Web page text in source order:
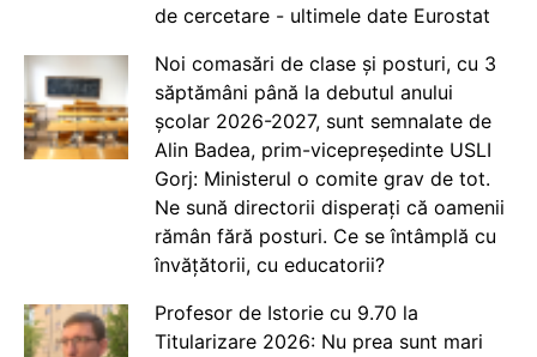
de cercetare - ultimele date Eurostat
Noi comasări de clase și posturi, cu 3
săptămâni până la debutul anului
școlar 2026-2027, sunt semnalate de
Alin Badea, prim-vicepreședinte USLI
Gorj: Ministerul o comite grav de tot.
Ne sună directorii disperați că oamenii
rămân fără posturi. Ce se întâmplă cu
învățătorii, cu educatorii?
Profesor de Istorie cu 9.70 la
Titularizare 2026: Nu prea sunt mari